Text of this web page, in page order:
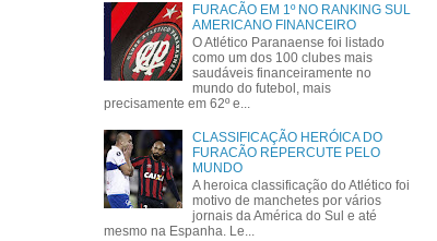
FURACÃO EM 1º NO RANKING SUL
AMERICANO FINANCEIRO
O Atlético Paranaense foi listado
como um dos 100 clubes mais
saudáveis financeiramente no
mundo do futebol, mais
precisamente em 62º e...
CLASSIFICAÇÃO HERÓICA DO
FURACÃO REPERCUTE PELO
MUNDO
A heroica classificação do Atlético foi
motivo de manchetes por vários
jornais da América do Sul e até
mesmo na Espanha. Le...